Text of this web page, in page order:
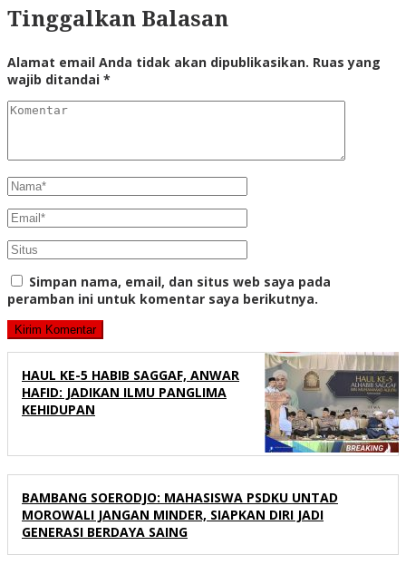
Tinggalkan Balasan
Alamat email Anda tidak akan dipublikasikan. Ruas yang
wajib ditandai *
Simpan nama, email, dan situs web saya pada
peramban ini untuk komentar saya berikutnya.
HAUL KE-5 HABIB SAGGAF, ANWAR
HAFID: JADIKAN ILMU PANGLIMA
KEHIDUPAN
BAMBANG SOERODJO: MAHASISWA PSDKU UNTAD
MOROWALI JANGAN MINDER, SIAPKAN DIRI JADI
GENERASI BERDAYA SAING